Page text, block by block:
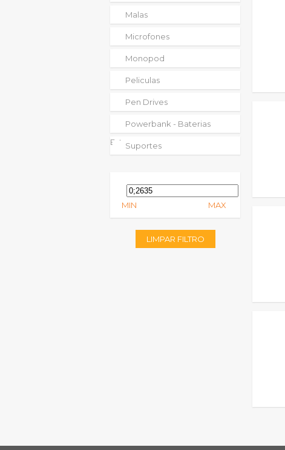
Malas
Microfones
Monopod
Peliculas
Pen Drives
Powerbank - Baterias
ExternasSuportes
MIN MAX
LIMPAR FILTRO